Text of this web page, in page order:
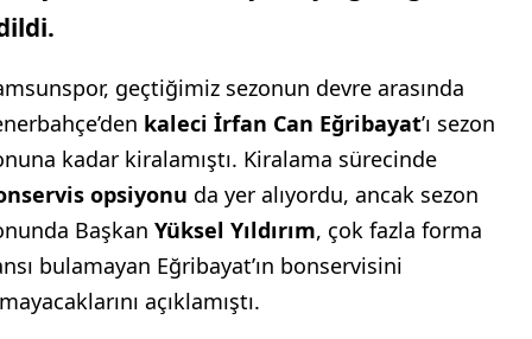
geçtiğimiz sezonun devre arasında
kaleci İrfan Can Eğribayat’ı sezon
kadar kiralamıştı. Kiralama sürecinde
opsiyonu da yer alıyordu, ancak sezon
Başkan Yüksel Yıldırım, çok fazla forma
bulamayan Eğribayat’ın bonservisini
açıklamıştı.